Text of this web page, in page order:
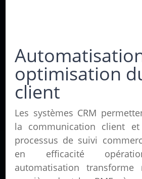
optimisation
client
Les systèmes CRM
la communication client et
processus de suivi
en efficacité
automatisation transforme